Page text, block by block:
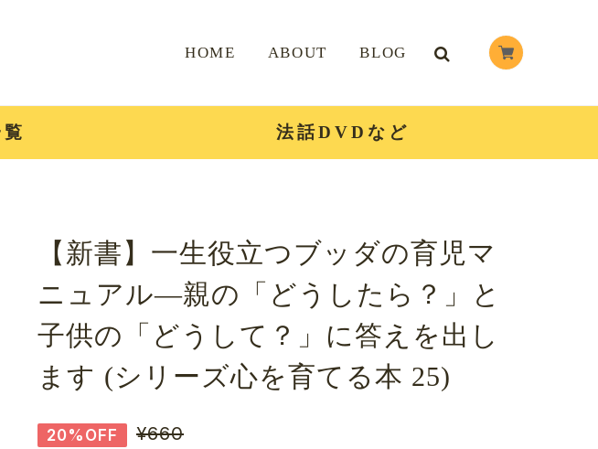
HOME ABOUT BLOG
法話DVDなど
【新書】一生役立つブッダの育児マ
ニュアル―親の「どうしたら？」と
子供の「どうして？」に答えを出し
ます (シリーズ心を育てる本 25)
20%OFF ¥660